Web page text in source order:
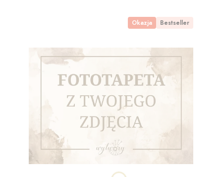
Okazja Bestseller